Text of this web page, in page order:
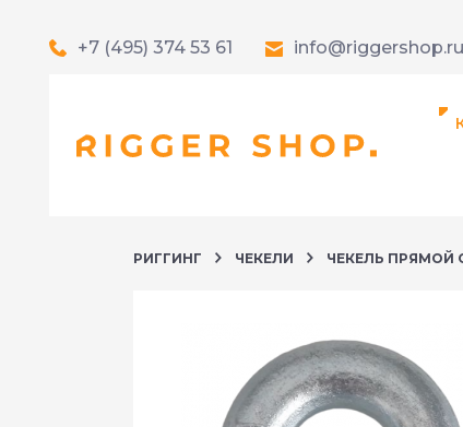
+7 (495) 374 53 61 info@riggershop.ru
РИГГИНГ ЧЕКЕЛИ ЧЕКЕЛЬ ПРЯМОЙ